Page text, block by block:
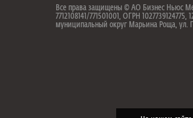
Все права защищены © АО Бизнес Ньюс
7712108141/771501001, ОГРН 1027739124775,
муниципальный округ Марьина Роща, ул.